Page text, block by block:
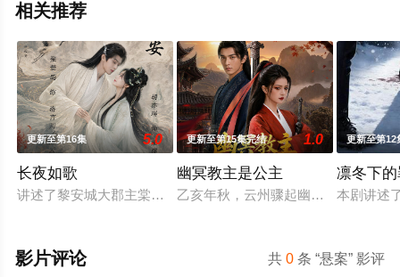
相关推荐
更新至第16集 5.0
长夜如歌
讲述了黎安城大郡主棠溪槿与烈云峥之间曲折动人的情感，以及
更新至第15集完结 1.0
幽冥教主是公主
乙亥年秋，云州骤起幽冥教，教主独
更新至第12
凛冬下
本剧讲述
共0 条 “悬案” 影评
影片评论